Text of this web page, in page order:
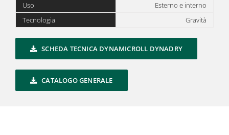
Uso
Esterno e interno
Tecnologia
Gravità
SCHEDA TECNICA DYNAMICROLL DYNADRY
CATALOGO GENERALE